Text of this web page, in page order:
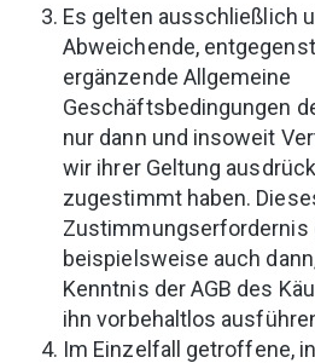
Es gelten ausschließlich
Abweichende,
ergänzende Allgemeine
Geschäftsbedingungen
nur dann und insoweit
wir ihrer Geltung
zugestimmt haben.
Zustimmungserfordernis
beispielsweise auch
Kenntnis der AGB des
ihn vorbehaltlos
Im Einzelfall getroffene,